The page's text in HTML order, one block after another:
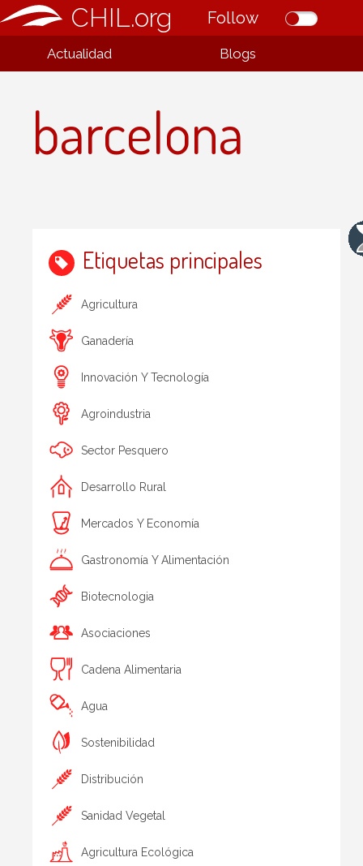
CHIL.org Follow
Actualidad Blogs
barcelona
Etiquetas principales
Agricultura
Ganadería
Innovación Y Tecnología
Agroindustria
Sector Pesquero
Desarrollo Rural
Mercados Y Economía
Gastronomía Y Alimentación
Biotecnologia
Asociaciones
Cadena Alimentaria
Agua
Sostenibilidad
Distribución
Sanidad Vegetal
Agricultura Ecológica